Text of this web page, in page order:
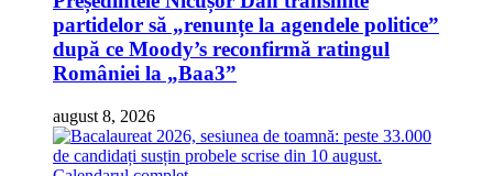
partidelor să „renunțe la agendele politice”
după ce Moody’s reconfirmă ratingul
României la „Baa3”
august 8, 2026